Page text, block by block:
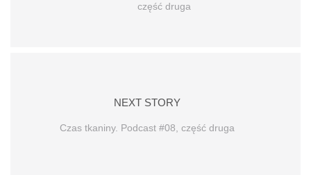
część druga
NEXT STORY
Czas tkaniny. Podcast #08, część druga